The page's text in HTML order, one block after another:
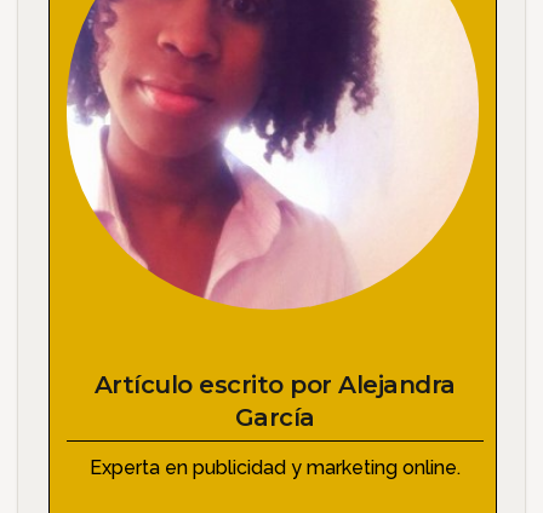
Artículo escrito porAlejandra
García
Experta en publicidad y marketing online.